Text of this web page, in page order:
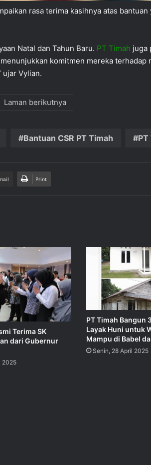
rasa terima kasihnya atas bantuan
Natal dan Tahun Baru. PT Timah juga
komitmen mereka terhadap
ujar Vylian.
Laman berikutnya
Bantuan CSR PT Timah PT
Print
Terima SK
dari Gubernur
2025
PT Timah Bangun
Layak Huni untuk
Mampu di Babel
Senin, 28 April 2025